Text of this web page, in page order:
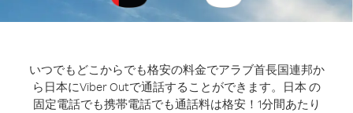
いつでもどこからでも格安の料金でアラブ首長国連邦か
ら日本にViber Outで通話することができます。
日本 の
固定電話でも携帯電話でも通話料は格安！1分間あたり